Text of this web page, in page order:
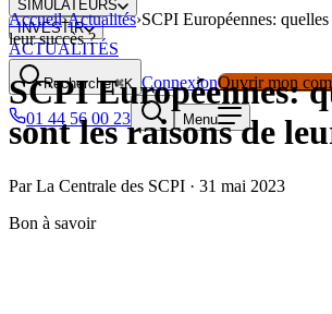
SIMULATEURS
INVESTIR
ACTUALITÉS
Rechercher⌘K ConnexionOuvrir mon
01 44 56 00 23
Menu
Accueil›Actualités›SCPI Européennes:
leur succès ?
SCPI Européennes:
sont les raisons de
Par La Centrale des SCPI · 31 mai 2023
Bon à savoir